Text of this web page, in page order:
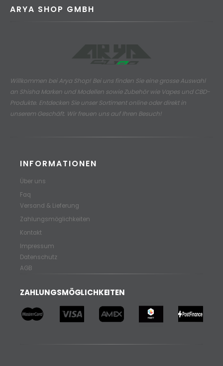
ARYA SHOP GMBH
Willkommen bei Arya Shop! Bei uns finden Sie eine grosse Auswahl
an Shisha Marken und Modellen sowie Zubehör wie Vapes und CBD-
Produkte. Entdecken Sie unser Sortiment online oder direkt in
unserem Geschäft. Wir freuen uns auf Ihren Besuch!
INFORMATIONEN
Über uns
Faq
Versand & Lieferung
Zahlungsmöglichkeiten
Kontakt
Impressum
Datenschutz
AGB
ZAHLUNGSMÖGLICHKEITEN